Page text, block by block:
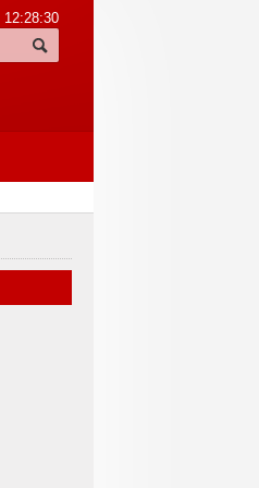
12:28:31